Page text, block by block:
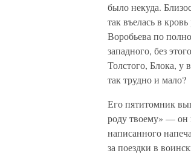
было некуда.
так въелась в
Воробьева по
западного, без
Толстого, Блока, у
так трудно и мало?
Его пятитомник
роду твоему» — он
написанного
за поездки в